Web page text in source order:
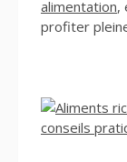
alimentation,
profiter